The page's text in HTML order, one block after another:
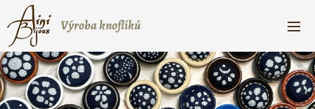
Výroba knoflíků